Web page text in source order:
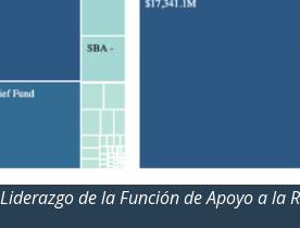
de la Función de Apoyo a la